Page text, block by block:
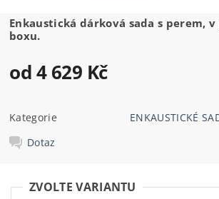
Enkaustická dárková sada s perem,
boxu.
od 4 629 Kč
Kategorie
ENKAUSTICKÉ
Dotaz
ZVOLTE VARIANTU